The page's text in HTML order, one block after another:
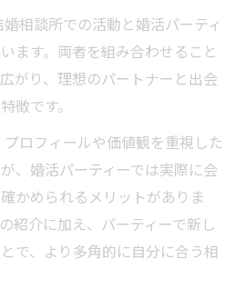
相談所での活動と婚活パーティ
ます。両者を組み合わせること
がり、理想のパートナーと出会
徴です。
ロフィールや価値観を重視した
、婚活パーティーでは実際に会
かめられるメリットがありま
紹介に加え、パーティーで新し
で、より多角的に自分に合う相